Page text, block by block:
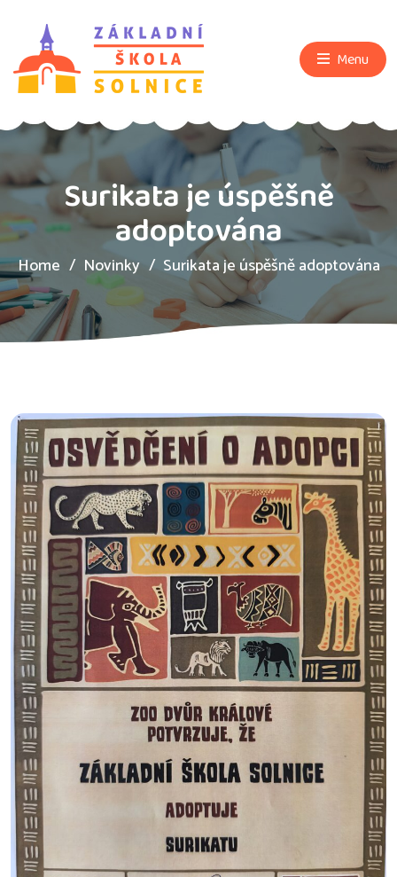
Menu
Surikata je úspěšně
adoptována
Home Novinky Surikata je úspěšně adoptována